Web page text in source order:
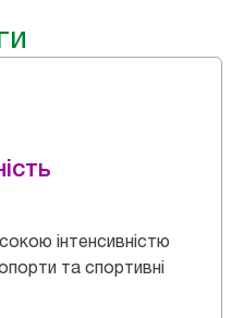
інтенсивністю
та спортивні